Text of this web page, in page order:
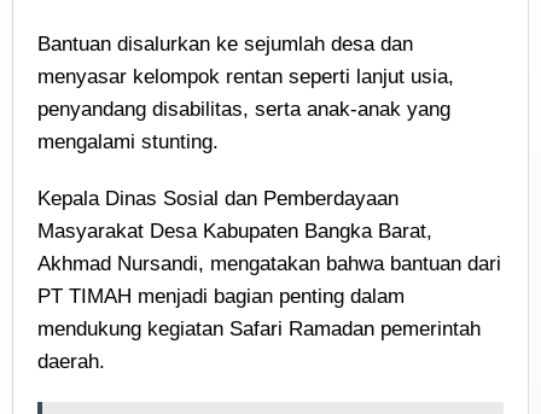
Bantuan disalurkan ke sejumlah desa dan
menyasar kelompok rentan seperti lanjut usia,
penyandang disabilitas, serta anak-anak yang
mengalami stunting.
Kepala Dinas Sosial dan Pemberdayaan
Masyarakat Desa Kabupaten Bangka Barat,
Akhmad Nursandi, mengatakan bahwa bantuan dari
PT TIMAH menjadi bagian penting dalam
mendukung kegiatan Safari Ramadan pemerintah
daerah.